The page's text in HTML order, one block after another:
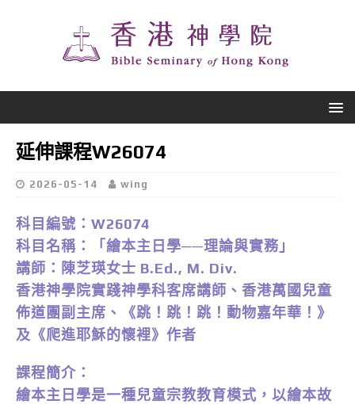
延伸課程W26074
2026-05-14 wing
科目編號：W26074
科目名稱：「繪本主日學──理論與實務」
講師：陳芝瑛女士 B.Ed., M. Div.
香港神學院實踐神學科客席講師、香港萬國兒童
佈道團副主席、《跳！跳！跳！動物嘉年華！》
及《爬進耶穌的懷裡》作者
課程簡介：
繪本主日學是一種兒童宗教教育模式，以繪本故